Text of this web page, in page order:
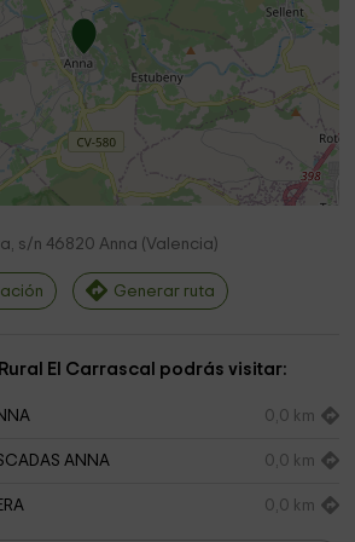
s/n 46820 Anna (Valencia)
Generar ruta
El Carrascal podrás visitar:
0,0 km
ANNA 0,0 km
0,0 km